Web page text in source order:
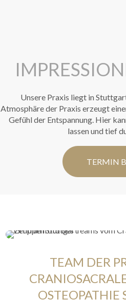
Unsere Praxis liegt in
Atmosphäre der Praxis erzeugt
Gefühl der Entspannung. Hier
lassen und tief
TERMIN
TEAM DER
OSTEOPATHIE